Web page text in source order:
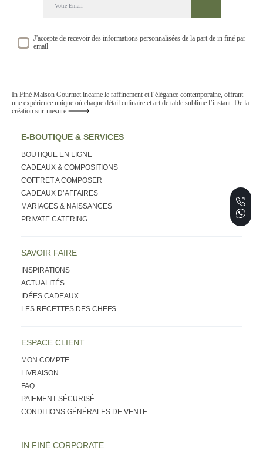
J'accepte de recevoir des informations personnalisées de la part de in finé par
email
In Finé Maison Gourmet incarne le raffinement et l’élégance contemporaine, offrant
une expérience unique où chaque détail culinaire et art de table sublime l’instant. De la
création sur-mesure
E-BOUTIQUE & SERVICES
BOUTIQUE EN LIGNE
CADEAUX & COMPOSITIONS
COFFRET A COMPOSER
CADEAUX D’AFFAIRES
MARIAGES & NAISSANCES
PRIVATE CATERING
SAVOIR FAIRE
INSPIRATIONS
ACTUALITÉS
IDÉES CADEAUX
LES RECETTES DES CHEFS
ESPACE CLIENT
MON COMPTE
LIVRAISON
FAQ
PAIEMENT SÉCURISÉ
CONDITIONS GÉNÉRALES DE VENTE
IN FINÉ CORPORATE